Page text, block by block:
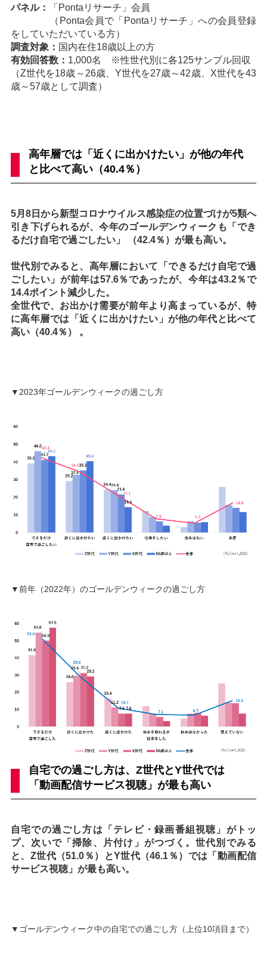
パネル：
「Pontaリサーチ」会員
（Ponta会員で「Pontaリサーチ」への会員登録
をしていただいている方）
調査対象： 国内在住18歳以上の方
有効回答数： 1,000名 ※性世代別に各125サンプル回収
（Z世代を18歳～26歳、Y世代を27歳～42歳、X世代を43
歳～57歳として調査）
高年層では「近くに出かけたい」が他の年代
と比べて高い（40.4％）
5月8日から新型コロナウイルス感染症の位置づけが5類へ
引き下げられるが、今年のゴールデンウィークも「でき
るだけ自宅で過ごしたい」 （42.4％）が最も高い。
世代別でみると、高年層において「できるだけ自宅で過
ごしたい」が前年は57.6％であったが、今年は43.2％で
14.4ポイント減少した。
全世代で、お出かけ需要が前年より高まっているが、特
に高年層では「近くに出かけたい」が他の年代と比べて
高い（40.4％） 。
▼2023年ゴールデンウィークの過ごし方
▼前年（2022年）のゴールデンウィークの過ごし方
自宅での過ごし方は、Z世代とY世代では
「動画配信サービス視聴」が最も高い
自宅での過ごし方は「テレビ・録画番組視聴」がトッ
プ、次いで「掃除、片付け」がつづく。世代別でみる
と、Z世代（51.0％）とY世代（46.1％）では「動画配信
サービス視聴」が最も高い。
▼ゴールデンウィーク中の自宅での過ごし方（上位10項目まで）